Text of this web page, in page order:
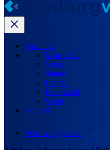
Vacatures
Maastricht
Venlo
Sittard
Heerlen
Roermond
Weert
Actueel
Voor werkgevers